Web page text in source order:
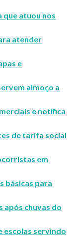
que atuou nos
atender
e
almoço a
e notifica
de tarifa social
em
básicas para
após chuvas do
escolas servindo